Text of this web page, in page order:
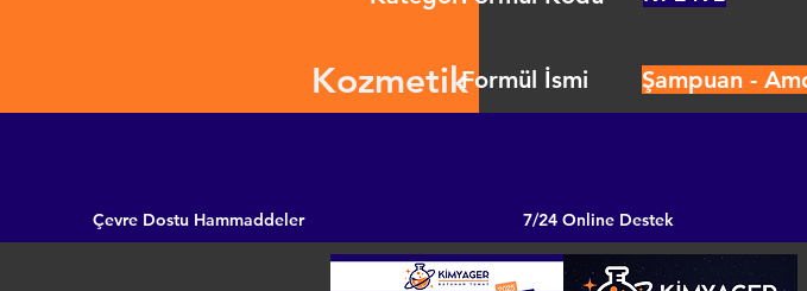
KozmetikFormül İsmi Şampuan -
Çevre Dostu Hammaddeler 7/24 Online Destek